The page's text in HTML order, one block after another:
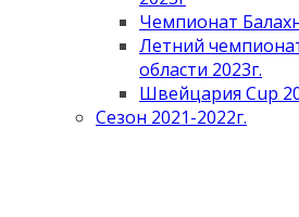
Чемпионат
Летний
области 2023г.
Швейцария Cup
Сезон 2021-2022г.